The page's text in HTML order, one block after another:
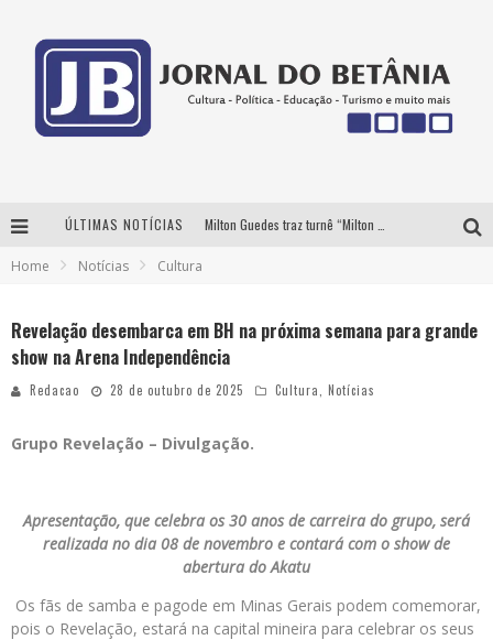
ÚLTIMAS NOTÍCIAS
Home Notícias Cultura
Revelação desembarca em BH na próxima semana para grande
show na Arena Independência
Redacao 28 de outubro de 2025 Cultura Notícias
Grupo Revelação – Divulgação.
Apresentação, que celebra os 30 anos de carreira do grupo, será
realizada no dia 08 de novembro e contará com o show de
abertura do Akatu
Os fãs de samba e pagode em Minas Gerais podem comemorar,
pois o Revelação, estará na capital mineira para celebrar os seus